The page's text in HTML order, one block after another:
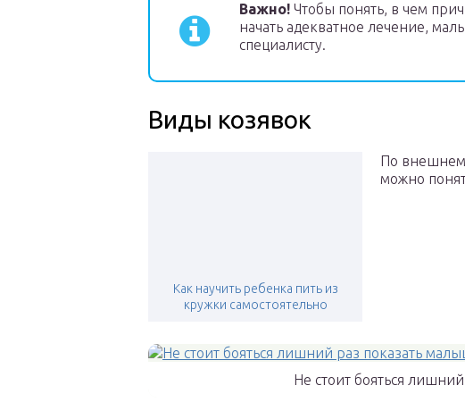
Важно! Чтобы понять, в чем
начать адекватное лечение,
специалисту.
Виды козявок
Как научить ребенка пить из
кружки самостоятельно
По
можно
Не стоит бояться